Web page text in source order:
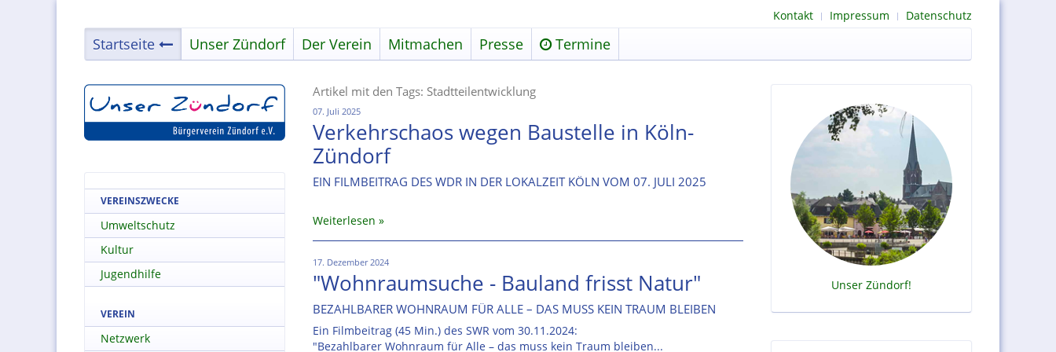
Kontakt Impressum Datenschutz
Startseite Unser Zündorf Der Verein Mitmachen Presse Termine
Artikel mit den Tags: Stadtteilentwicklung
07. Juli 2025
Verkehrschaos wegen Baustelle in Köln-
Zündorf
EIN FILMBEITRAG DES WDR IN DER LOKALZEIT KÖLN VOM 07. JULI 2025
Weiterlesen
17. Dezember 2024
"Wohnraumsuche - Bauland frisst Natur"
BEZAHLBARER WOHNRAUM FÜR ALLE – DAS MUSS KEIN TRAUM BLEIBEN
Ein Filmbeitrag (45 Min.) des SWR vom 30.11.2024:
"Bezahlbarer Wohnraum für Alle – das muss kein Traum bleiben...
VEREINSZWECKE
Umweltschutz
Kultur
Jugendhilfe
VEREIN
Netzwerk
Unser Zündorf!